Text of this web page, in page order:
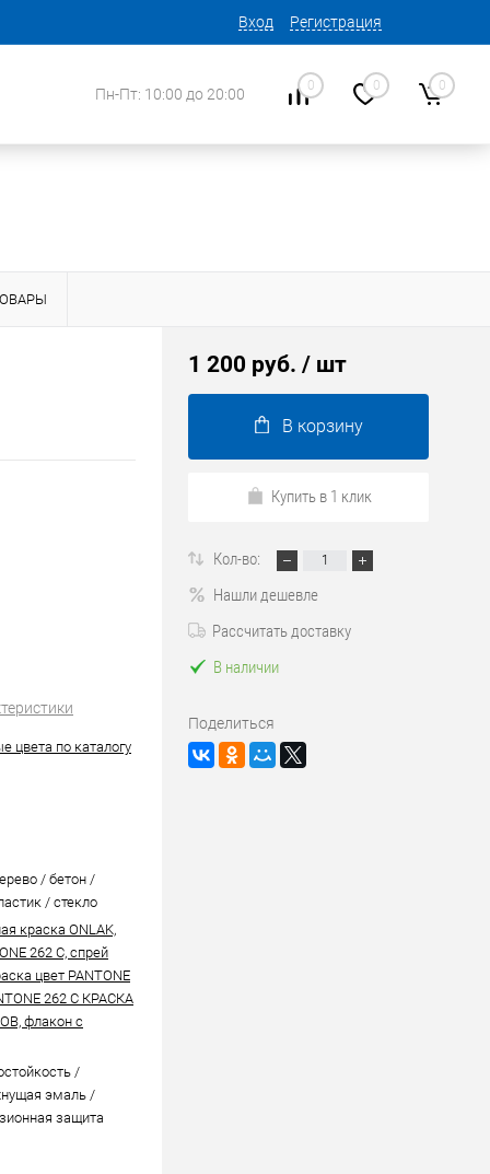
Вход Регистрация
Пн-Пт: 10:00 до 20:00 0 0 0
цвета по каталогу
/ бетон /
/ стекло
краска ONLAK,
262 C, спрей
цвет PANTONE
262 C КРАСКА
флакон с
/
эмаль /
защита
1 200 руб. / шт
В корзину
Купить в 1 клик
Кол-во:
Нашли дешевле
Рассчитать доставку
В наличии
Поделиться